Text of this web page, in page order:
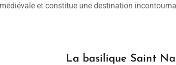
et constitue une destination
La basilique Saint